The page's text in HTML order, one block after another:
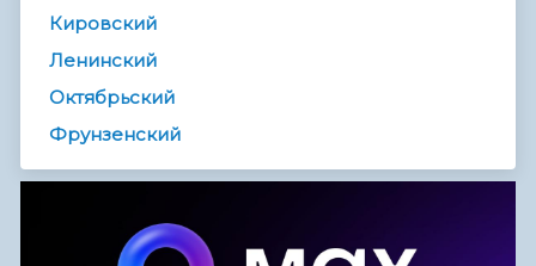
Кировский
Ленинский
Октябрьский
Фрунзенский